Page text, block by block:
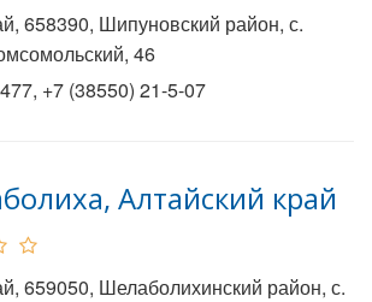
658390, Шипуновский район, с.
46
+7 (38550) 21-5-07
Алтайский край
659050, Шелаболихинский район, с.